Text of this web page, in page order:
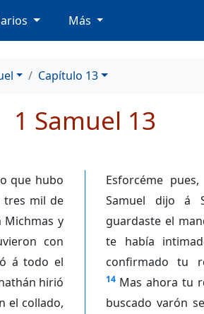
Más
Capítulo 13
1 Samuel 13
que hubo
tres mil de
Michmas y
con
á todo el
hirió
el collado,
Esforcéme
Samuel dijo á
guardaste el
te había
confirmado tu
14 Mas ahora tu
buscado varón